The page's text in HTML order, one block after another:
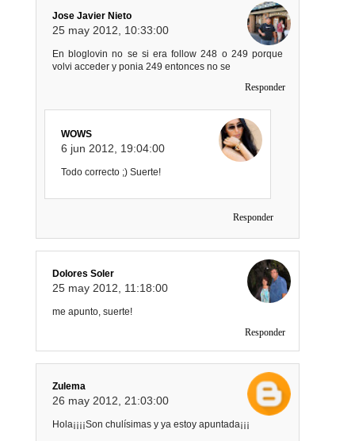
Jose Javier Nieto
25 may 2012, 10:33:00
En bloglovin no se si era follow 248 o 249 porque
volvi acceder y ponia 249 entonces no se
Responder
WOWS
6 jun 2012, 19:04:00
Todo correcto ;) Suerte!
Responder
Dolores Soler
25 may 2012, 11:18:00
me apunto, suerte!
Responder
Zulema
26 may 2012, 21:03:00
Hola¡¡¡¡Son chulísimas y ya estoy apuntada¡¡¡